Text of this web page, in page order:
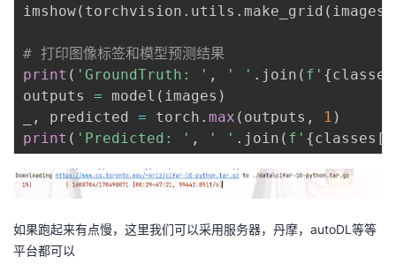
imshow( torchvision . utils . make_grid ( images
# 打印图像标签和模型预测结果
print ( 'GroundTruth: ' , ' ' . join ( f' {classes
outputs = model ( images )
, predicted = torch . max ( outputs , 1 )
print ( 'Predicted: ' , ' ' . join ( f' {classes [
如果跑起来有点慢，这里我们可以采用服务器，丹摩，autoDL等等
平台都可以